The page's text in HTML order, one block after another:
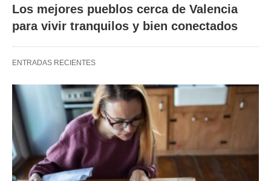
Los mejores pueblos cerca de Valencia
para vivir tranquilos y bien conectados
ENTRADAS RECIENTES